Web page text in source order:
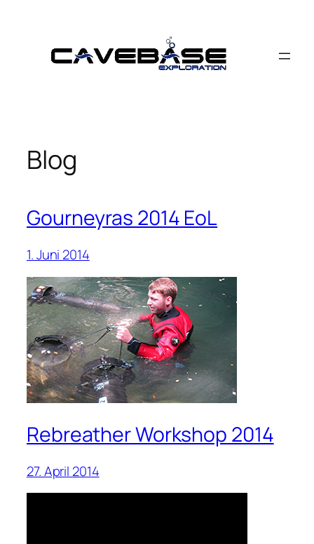
springen
Blog
Gourneyras 2014 EoL
1. Juni 2014
Rebreather Workshop 2014
27. April 2014